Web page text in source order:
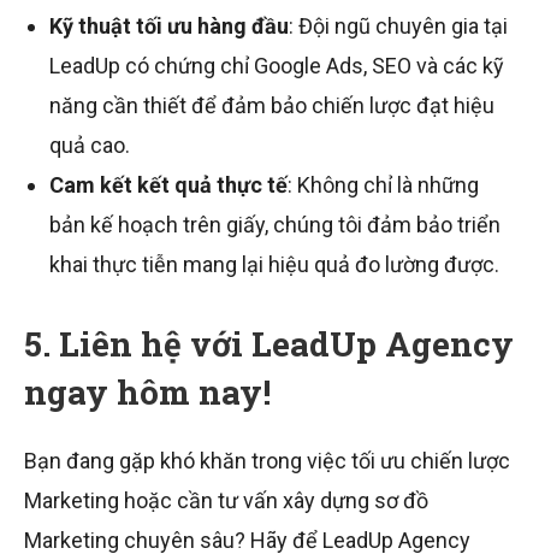
Kỹ thuật tối ưu hàng đầu: Đội ngũ chuyên gia tại
LeadUp có chứng chỉ Google Ads, SEO và các kỹ
năng cần thiết để đảm bảo chiến lược đạt hiệu
quả cao.
Cam kết kết quả thực tế: Không chỉ là những
bản kế hoạch trên giấy, chúng tôi đảm bảo triển
khai thực tiễn mang lại hiệu quả đo lường được.
5. Liên hệ với LeadUp Agency
ngay hôm nay!
Bạn đang gặp khó khăn trong việc tối ưu chiến lược
Marketing hoặc cần tư vấn xây dựng sơ đồ
Marketing chuyên sâu? Hãy để LeadUp Agency